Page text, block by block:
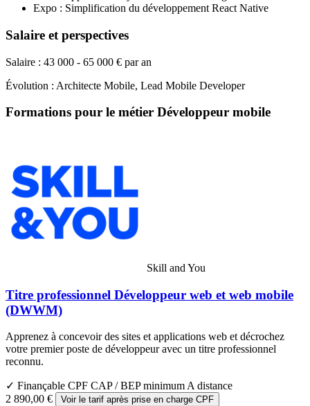
Expo : Simplification du développement React Native
Salaire et perspectives
Salaire : 43 000 - 65 000 € par an
Évolution : Architecte Mobile, Lead Mobile Developer
Formations pour le métier Développeur mobile
Skill and You
Titre professionnel Développeur web et web mobile
(DWWM)
Apprenez à concevoir des sites et applications web et décrochez
votre premier poste de développeur avec un titre professionnel
reconnu.
✓ Finançable CPF CAP / BEP minimumA distance
2 890,00 €
Voir le tarif après prise en charge CPF